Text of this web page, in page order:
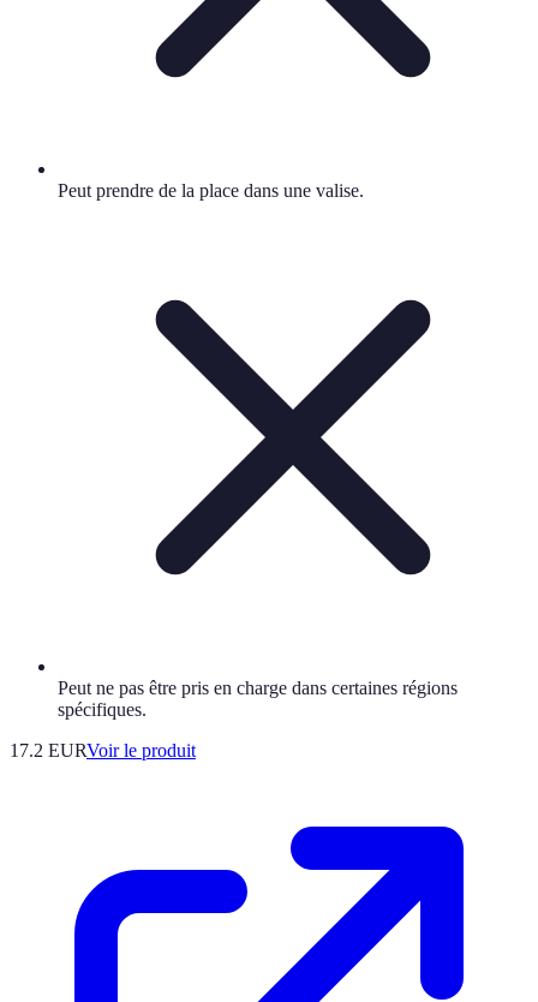
Peut prendre de la place dans une valise.
Peut ne pas être pris en charge dans certaines régions
spécifiques.
17.2 EURVoir le produit